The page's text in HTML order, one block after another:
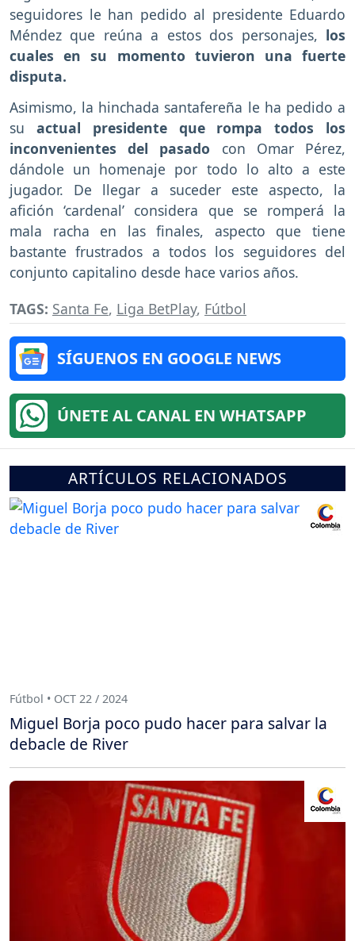
seguidores le han pedido al presidente Eduardo
Méndez que reúna a estos dos personajes, los
cuales en su momento tuvieron una fuerte
disputa.
Asimismo, la hinchada santafereña le ha pedido a
su actual presidente que rompa todos los
inconvenientes del pasado con Omar Pérez,
dándole un homenaje por todo lo alto a este
jugador. De llegar a suceder este aspecto, la
afición ‘cardenal’ considera que se romperá la
mala racha en las finales, aspecto que tiene
bastante frustrados a todos los seguidores del
conjunto capitalino desde hace varios años.
TAGS: Santa Fe, Liga BetPlay, Fútbol
SÍGUENOS EN GOOGLE NEWS
ÚNETE AL CANAL EN WHATSAPP
ARTÍCULOS RELACIONADOS
Fútbol • OCT 22 / 2024
Miguel Borja poco pudo hacer para salvar la
debacle de River